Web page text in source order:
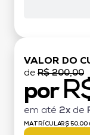
VALOR DO
de R$ 200,00
por
em até 2x de
MATRÍCULA:R$ 50,00